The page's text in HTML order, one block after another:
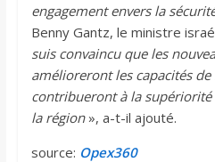
engagement envers la
Benny Gantz, le ministre
suis convaincu que les
amélioreront les capacités
contribueront à la supériorité
la région », a-t-il ajouté.
source: Opex360